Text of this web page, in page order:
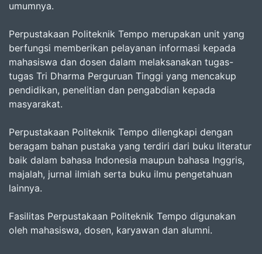
umumnya.
Perpustakaan Politeknik Tempo merupakan unit yang
berfungsi memberikan pelayanan informasi kepada
mahasiswa dan dosen dalam melaksanakan tugas-
tugas Tri Dharma Perguruan Tinggi yang mencakup
pendidikan, penelitian dan pengabdian kepada
masyarakat.
Perpustakaan Politeknik Tempo dilengkapi dengan
beragam bahan pustaka yang terdiri dari buku literatur
baik dalam bahasa Indonesia maupun bahasa Inggris,
majalah, jurnal ilmiah serta buku ilmu pengetahuan
lainnya.
Fasilitas Perpustakaan Politeknik Tempo digunakan
oleh mahasiswa, dosen, karyawan dan alumni.